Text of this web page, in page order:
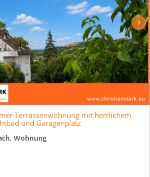
Terrassenwohnung mit herrlichem
und Garagenplatz
Wohnung